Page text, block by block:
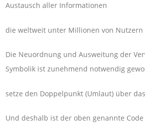
Austausch aller Informationen
die weltweit unter Millionen von Nutzern
Die Neuordnung und Ausweitung der
Symbolik ist zunehmend notwendig
setze den Doppelpunkt (Umlaut) über
Und deshalb ist der oben genannte